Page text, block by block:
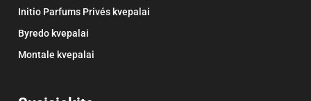
Initio Parfums Privés kvepalai
Byredo kvepalai
Montale kvepalai